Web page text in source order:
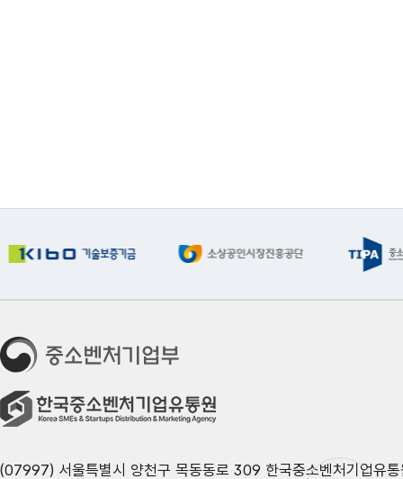
(07997) 서울특별시 양천구 목동동로 309 한국중소벤처기업유통